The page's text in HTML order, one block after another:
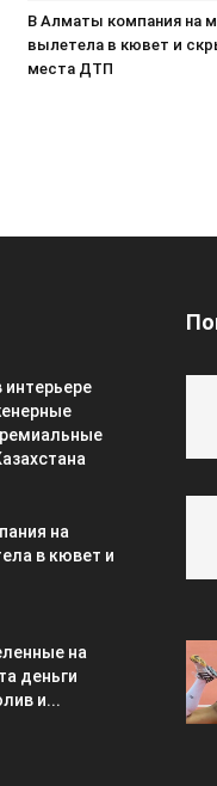
В Алматы компания на
вылетела в кювет и
места ДТП
интерьере
на
в кювет и
на
деньги
и...